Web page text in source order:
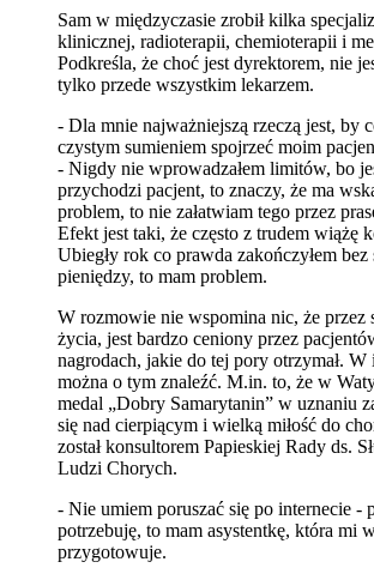
Sam w międzyczasie zrobił kilka
klinicznej, radioterapii, chemioterapii i
Podkreśla, że choć jest dyrektorem, nie
tylko przede wszystkim lekarzem.
- Dla mnie najważniejszą rzeczą jest, by
czystym sumieniem spojrzeć moim
- Nigdy nie wprowadzałem limitów, bo
przychodzi pacjent, to znaczy, że ma
problem, to nie załatwiam tego przez
Efekt jest taki, że często z trudem wiążę
Ubiegły rok co prawda zakończyłem
pieniędzy, to mam problem.
W rozmowie nie wspomina nic, że przez
życia, jest bardzo ceniony przez
nagrodach, jakie do tej pory otrzymał. W
można o tym znaleźć. M.in. to, że w
medal „Dobry Samarytanin” w uznaniu
się nad cierpiącym i wielką miłość do
został konsultorem Papieskiej Rady ds.
Ludzi Chorych.
- Nie umiem poruszać się po internecie -
potrzebuję, to mam asystentkę, która mi
przygotowuje.